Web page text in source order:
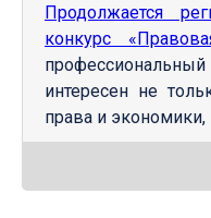
Продолжается
конкурс
интересен не
права и экономики,